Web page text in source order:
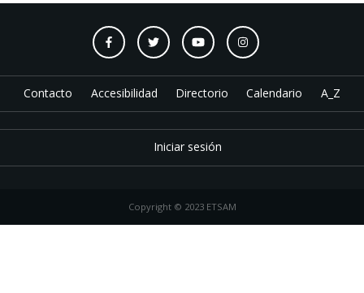
Contacto Accesibilidad Directorio Calendario A_Z
Iniciar sesión
Copyright © 2023 ETSAM